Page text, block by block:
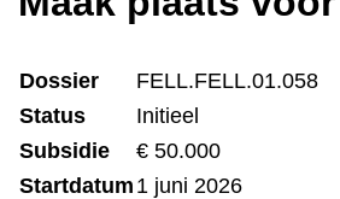
Dossier
FELL.FELL.01.058
Status
Initieel
Subsidie
€ 50.000
Startdatum 1 juni 2026